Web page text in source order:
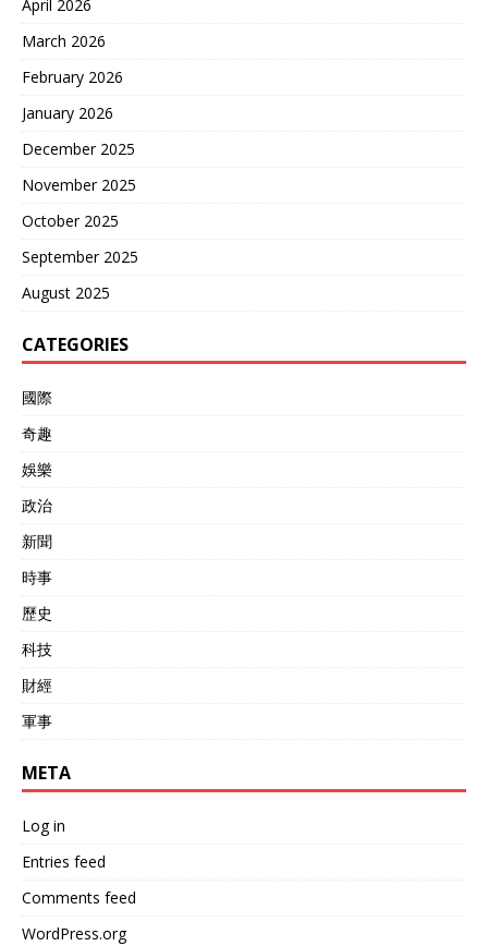
April 2026
March 2026
February 2026
January 2026
December 2025
November 2025
October 2025
September 2025
August 2025
CATEGORIES
國際
奇趣
娛樂
政治
新聞
時事
歷史
科技
財經
軍事
META
Log in
Entries feed
Comments feed
WordPress.org